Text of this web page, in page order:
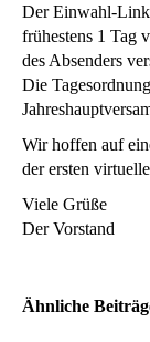
Der Einwahl-
frühestens 1 Tag
des Absenders
Die
Wir hoffen auf
der ersten
Viele Grüße
Der Vorstand
Ähnliche